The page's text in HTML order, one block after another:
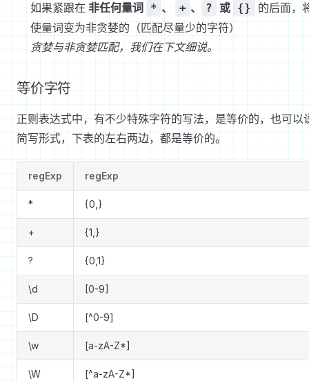
如果紧跟在 非任何量词 * 、 + 、 ? 或 {}
的后面，
使量词变为非贪婪的（匹配尽量少的字符）
贪婪与非贪婪匹配，我们在下文细说。
等价字符
正则表达式中，有不少特殊字符的写法，是等价的，也可以
简写形式，下表的左右两边，都是等价的。
regExp regExp
* {0,}
+ {1,}
? {0,1}
\d [0-9]
\D [^0-9]
\w [a-zA-Z*]
\W [^a-zA-Z*]